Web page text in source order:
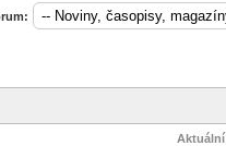
Aktuální